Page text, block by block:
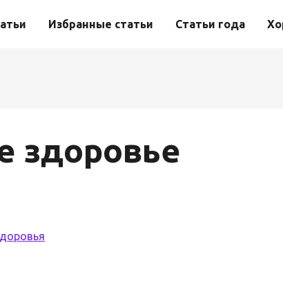
Избранные статьи Статьи года
здоровье